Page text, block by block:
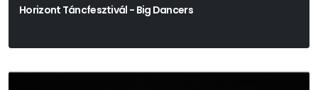
Horizont Táncfesztivál - Big Dancers